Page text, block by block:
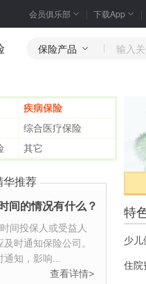
会员俱乐部 下载App
保险产品
疾病保险
综合医疗保险
其它
华推荐
间的情况有什么？
间投保人或受益人
时通知保险公司。
知，影响...
查看详情>
特
少儿
住院
租车/